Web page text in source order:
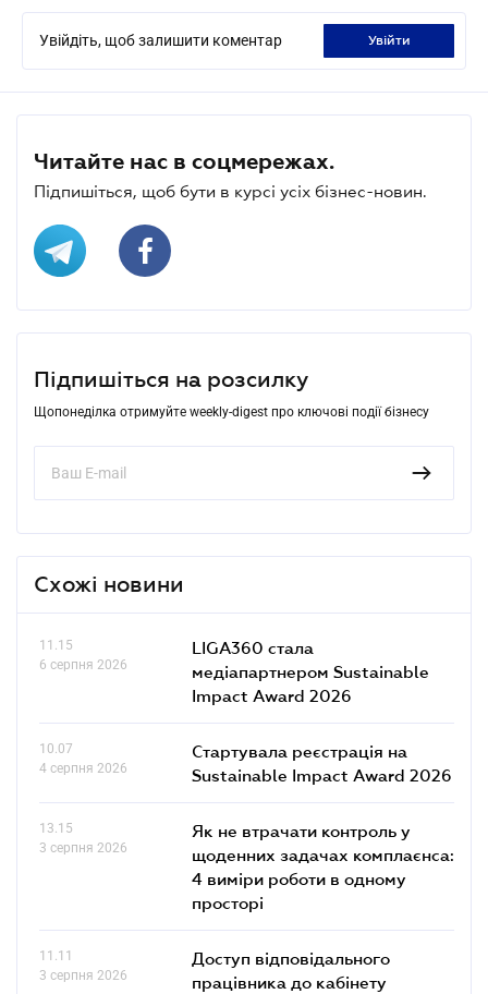
Увійдіть, щоб залишити коментар увійти
Читайте нас в соцмережах.
Підпишіться, щоб бути в курсі усіх бізнес-новин.
Підпишіться на розсилку
Щопонеділка отримуйте weekly-digest про ключові події бізнесу
Схожі новини
11.15
6 серпня 2026
LIGA360 стала
медіапартнером Sustainable
Impact Award 2026
10.07
4 серпня 2026
Стартувала реєстрація на
Sustainable Impact Award 2026
13.15
3 серпня 2026
Як не втрачати контроль у
щоденних задачах комплаєнса:
4 виміри роботи в одному
просторі
11.11
3 серпня 2026
Доступ відповідального
працівника до кабінету